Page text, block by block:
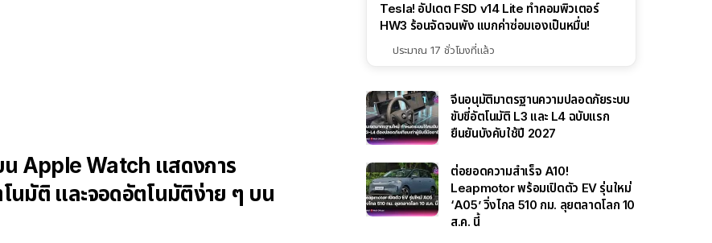
Apple Watch แสดงการ
นมัติ และจอดอัตโนมัติง่าย ๆ บน
Tesla! อัปเดต FSD v14 Lite ทำคอมพิวเตอร์
HW3 ร้อนจัดจนพัง แบกค่าซ่อมเองเป็นหมื่น!
ประมาณ 17 ชั่วโมงที่แล้ว
จีนอนุมัติมาตรฐานความปลอดภัยระบบ
ขับขี่อัตโนมัติ L3 และ L4 ฉบับแรก
ยืนยันบังคับใช้ปี 2027
ต่อยอดความสำเร็จ A10!
Leapmotor พร้อมเปิดตัว EV รุ่นใหม่
‘A05’ วิ่งไกล 510 กม. ลุยตลาดโลก 10
ส.ค. นี้